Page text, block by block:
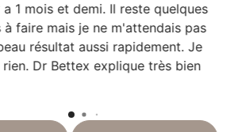
1 mois et demi. Il reste quelques
faire mais je ne m'attendais pas
résultat aussi rapidement. Je
Dr Bettex explique très bien
la. prise en soin et est très à
Ayant pour